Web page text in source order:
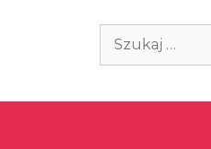
Szukaj: